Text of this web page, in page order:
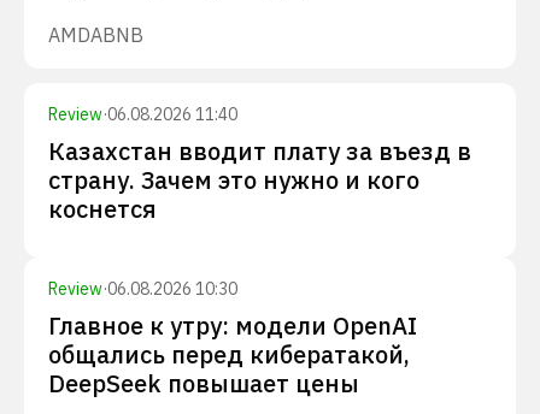
AMDABNB
Review·06.08.2026 11:40
Казахстан вводит плату за въезд в
страну. Зачем это нужно и кого
коснется
Review·06.08.2026 10:30
Главное к утру: модели OpenAI
общались перед кибератакой,
DeepSeek повышает цены